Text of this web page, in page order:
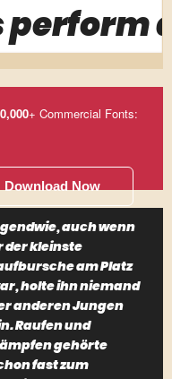
perform
+ Commercial Fonts:
Download Now
auch wenn
der kleinste
am Platz
holte ihn niemand
anderen Jungen
Raufen und
gehörte
fast zum